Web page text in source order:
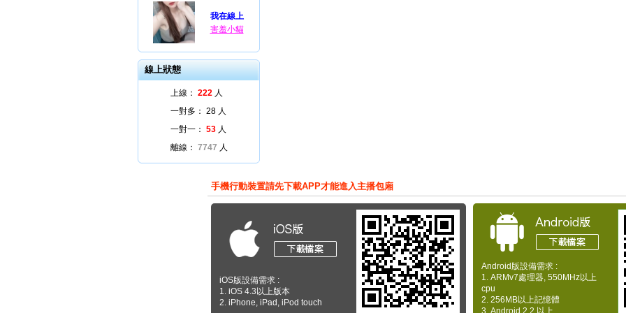
我在線上
害羞小貓
線上狀態
上線： 222 人
一對多： 28 人
一對一： 53 人
離線： 7747 人
手機行動裝置請先下載APP才能進入主播包廂
iOS版設備需求 :
1. iOS 4.3以上版本
2. iPhone, iPad, iPod touch
Android版設備需求 :
1. ARMv7處理器, 550MHz以上
cpu
2. 256MB以上記憶體
3. Android 2.2 以上